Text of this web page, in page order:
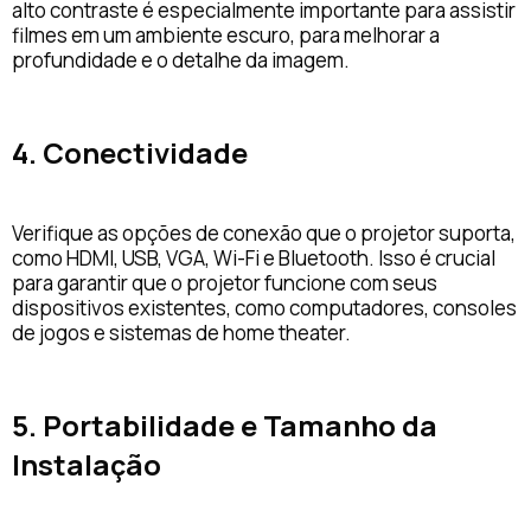
alto contraste é especialmente importante para assistir
filmes em um ambiente escuro, para melhorar a
profundidade e o detalhe da imagem.
4. Conectividade
Verifique as opções de conexão que o projetor suporta,
como HDMI, USB, VGA, Wi-Fi e Bluetooth. Isso é crucial
para garantir que o projetor funcione com seus
dispositivos existentes, como computadores, consoles
de jogos e sistemas de home theater.
5. Portabilidade e Tamanho da
Instalação